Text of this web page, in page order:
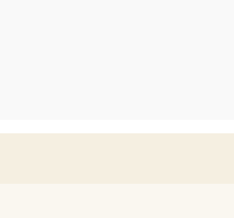
bebés, etc.),
chapoteen con total seguridad.